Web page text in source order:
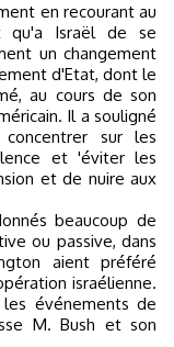
en recourant au
qu'a Israël de se
un changement
d'Etat, dont le
au cours de son
Il a souligné
sur les
et 'éviter les
et de nuire aux
beaucoup de
ou passive, dans
aient préféré
israélienne.
événements de
M. Bush et son